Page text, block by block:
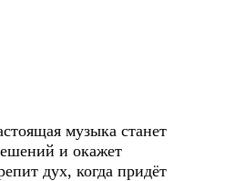
музыка станет
и окажет
дух, когда придёт